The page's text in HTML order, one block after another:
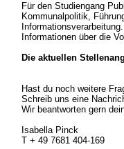
Für den Studiengang
Kommunalpolitik,
Informationsverarbeitung.
Informationen über die
Die aktuellen
Hast du noch weitere
Schreib uns eine
Wir beantworten gern
Isabella Pinck
T + 49 7681 404-169